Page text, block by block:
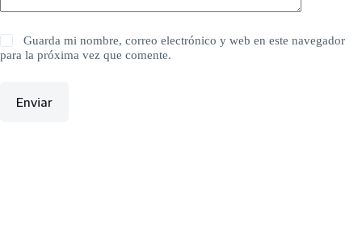
Guarda mi nombre, correo electrónico y web en este navegador
para la próxima vez que comente.
Enviar